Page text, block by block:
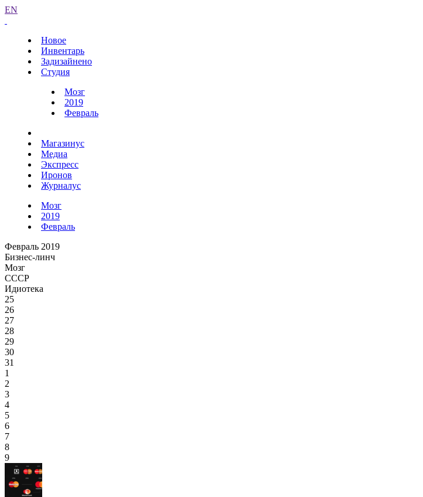
EN
Новое
Инвентарь
Задизайнено
Студия
Мозг
2019
Февраль
Магазинус
Медиа
Экспресс
Иронов
Журналус
Мозг
2019
Февраль
Февраль 2019
Бизнес-линч
Мозг
СССР
Идиотека
25
26
27
28
29
30
31
1
2
3
4
5
6
7
8
9